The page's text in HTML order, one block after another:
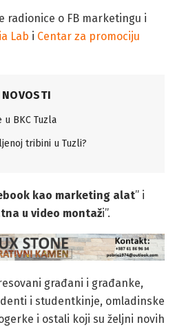
radionice o FB marketingu i
Lab i Centar za promociju
NOVOSTI
BKC Tuzla
tribini u Tuzli?
kao marketing alat” i
u video montaži”.
građani i građanke,
i studentkinje, omladinske
i ostali koji su željni novih